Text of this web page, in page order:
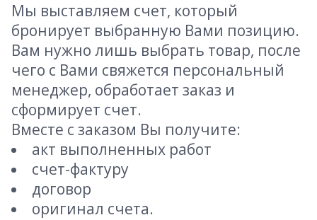
Мы выставляем счет, который
бронирует выбранную Вами позицию.
Вам нужно лишь выбрать товар, после
чего с Вами свяжется персональный
менеджер, обработает заказ и
сформирует счет.
Вместе с заказом Вы получите:
акт выполненных работ
счет-фактуру
договор
оригинал счета.